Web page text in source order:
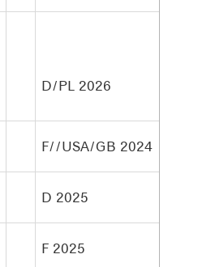
D/PL 2026
F//USA/GB 2024
D 2025
F 2025